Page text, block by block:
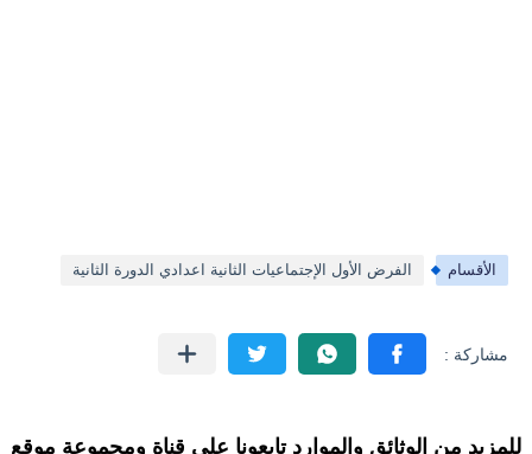
الأقسام الفرض الأول الإجتماعيات الثانية اعدادي الدورة الثانية
للمزيد من الوثائق والموارد تابعونا على قناة ومجموعة موقع